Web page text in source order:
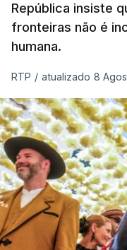
República insiste
fronteiras não é
humana.
RTP / atualizado 8